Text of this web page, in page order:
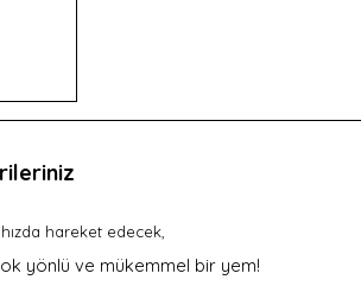
hareket edecek,
yönlü ve mükemmel bir yem!